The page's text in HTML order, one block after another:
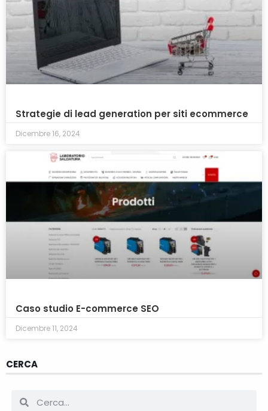
Strategie di lead generation per siti ecommerce
Dicembre 16, 2024
Caso studio E-commerce SEO
Dicembre 11, 2024
CERCA